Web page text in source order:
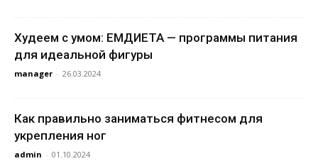
Худеем с умом: ЕМДИЕТА — программы питания
для идеальной фигуры
manager - 26.03.2024
Как правильно заниматься фитнесом для
укрепления ног
admin - 01.10.2024